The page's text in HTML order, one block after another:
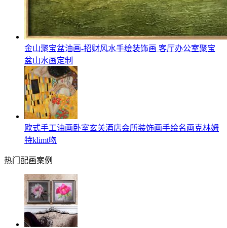
金山聚宝盆油画-招财风水手绘装饰画 客厅办公室聚宝
盆山水画定制
欧式手工油画卧室玄关酒店会所装饰画手绘名画克林姆
特klimt吻
热门配画案例